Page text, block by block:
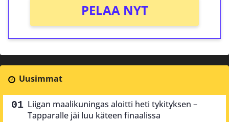
PELAA NYT
Uusimmat
Liigan maalikuningas aloitti heti tykityksen –
Tapparalle jäi luu käteen finaalissa